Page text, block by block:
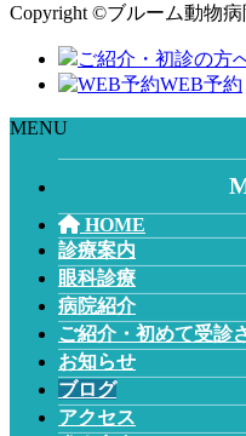
Copyright ©ブルーム動物病
ご紹介・初診の方
WEB予約
MENU
HOME
診療案内
眼科診療
病院紹介
ご紹介・初めて受診
お知らせ
ブログ
アクセス